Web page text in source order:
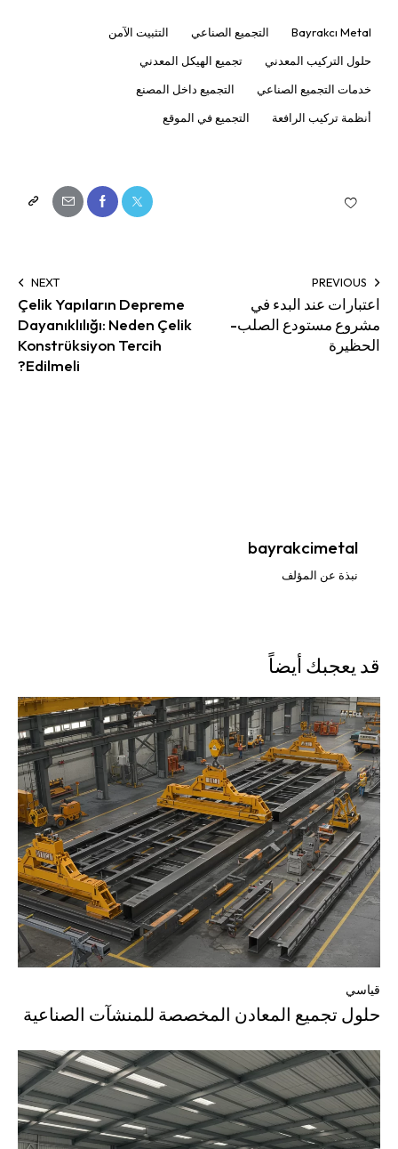
Bayrakcı Metal التجميع الصناعي التثبيت الآمن
حلول التركيب المعدني تجميع الهيكل المعدني
خدمات التجميع الصناعي التجميع داخل المصنع
أنظمة تركيب الرافعة التجميع في الموقع
PREVIOUS
اعتبارات عند البدء في
مشروع مستودع الصلب-
الحظيرة
NEXT
Çelik Yapıların Depreme
Dayanıklılığı: Neden Çelik
Konstrüksiyon Tercih
Edilmeli?
bayrakcimetal
نبذة عن المؤلف
قد يعجبك أيضاً
قياسي
حلول تجميع المعادن المخصصة للمنشآت الصناعية